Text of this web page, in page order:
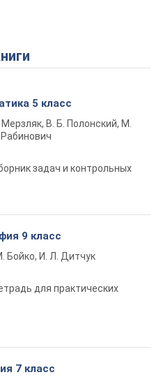
5 класс
Мерзляк, В. Б. Полонский, М.
задач и контрольных
9 класс
Бойко, И. Л. Дитчук
для практических
7 класс